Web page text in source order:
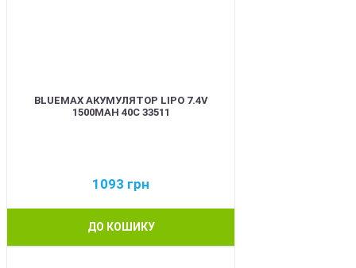
BLUEMAX АКУМУЛЯТОР LIPO 7.4V
1500MAH 40C 33511
1093 грн
ДО КОШИКУ